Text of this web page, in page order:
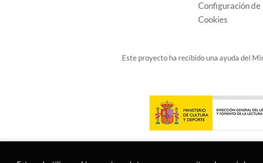
Configuración de
Cookies
Este proyecto ha recibido una ayuda del